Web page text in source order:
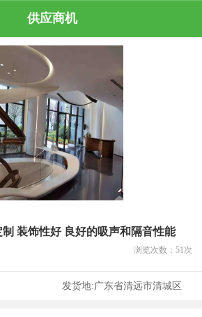
供应商机
装饰性好 良好的吸声和隔音性能
浏览次数： 51 次
发货地:广东省清远市清城区